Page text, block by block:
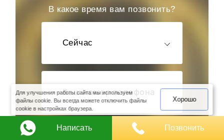
В какое время вам позвонить?
Сейчас
Для улучшения работы сайта мы используем
файлы cookie. Вы всегда можете отключить файлы
cookie в настройках браузера.
Хорошо
Написать Позвонить